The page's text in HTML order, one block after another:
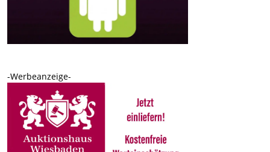
-Werbeanzeige-